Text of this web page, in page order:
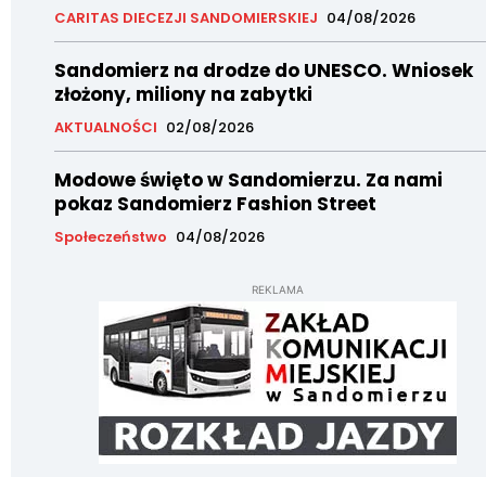
CARITAS DIECEZJI SANDOMIERSKIEJ 04/08/2026
Sandomierz na drodze do UNESCO. Wniosek
złożony, miliony na zabytki
AKTUALNOŚCI 02/08/2026
Modowe święto w Sandomierzu. Za nami
pokaz Sandomierz Fashion Street
Społeczeństwo 04/08/2026
REKLAMA